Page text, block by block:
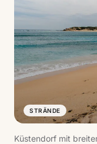
STRÄNDE
Küstendorf mit